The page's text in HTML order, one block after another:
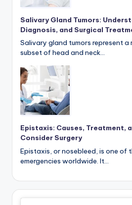
Salivary Gland Tumors:
Diagnosis, and Surgical
Salivary gland tumors represent
subset of head and neck…
Epistaxis: Causes, Treatment,
Consider Surgery
Epistaxis, or nosebleed, is one of
emergencies worldwide. It…